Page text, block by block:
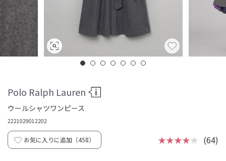
Polo Ralph Lauren
ウールシャツワンピース
2221029012202
お気に入りに追加（458） ★★★★★ (64)